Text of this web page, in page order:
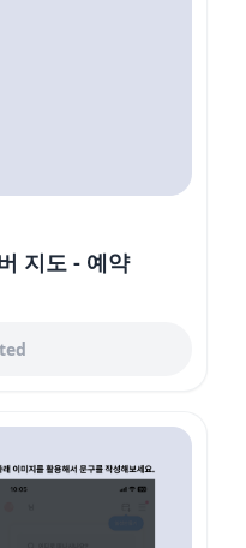
지도 - 예약